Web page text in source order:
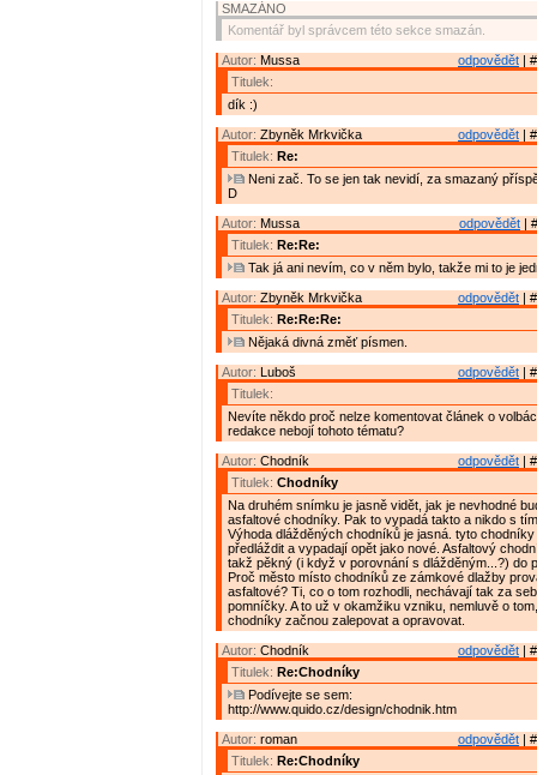
SMAZÁNO
Komentář byl správcem této sekce smazán.
odpovědět |
Autor: Mussa
Titulek:
dík :)
odpovědět |
Autor: Zbyněk Mrkvička
Titulek: Re:
Neni zač. To se jen tak nevidí, za smazaný
D
odpovědět |
Autor: Mussa
Titulek: Re:Re:
Tak já ani nevím, co v něm bylo, takže mi to je
odpovědět |
Autor: Zbyněk Mrkvička
Titulek: Re:Re:Re:
Nějaká divná změť písmen.
odpovědět |
Autor: Luboš
Titulek:
Nevíte někdo proč nelze komentovat článek o
redakce nebojí tohoto tématu?
odpovědět |
Autor: Chodník
Titulek: Chodníky
Na druhém snímku je jasně vidět, jak je nevhodné
asfaltové chodníky. Pak to vypadá takto a nikdo s
Výhoda dlážděných chodníků je jasná. tyto
předláždit a vypadají opět jako nové. Asfaltový
takž pěkný (i když v porovnání s dlážděným...?) do
Proč město místo chodníků ze zámkové dlažby
asfaltové? Ti, co o tom rozhodli, nechávají tak za
pomníčky. A to už v okamžiku vzniku, nemluvě o
chodníky začnou zalepovat a opravovat.
odpovědět |
Autor: Chodník
Titulek: Re:Chodníky
Podívejte se sem:
http://www.quido.cz/design/chodnik.htm
odpovědět |
Autor: roman
Titulek: Re:Chodníky